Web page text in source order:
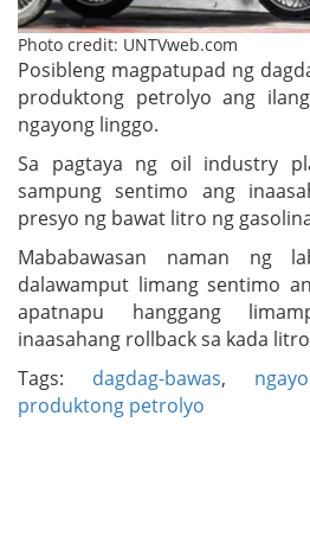
Photo credit: UNTVweb.com
Posibleng magpatupad ng
produktong petrolyo ang
ngayong linggo.
Sa pagtaya ng oil industry
sampung sentimo ang
presyo ng bawat litro ng
Mababawasan naman ng
dalawamput limang sentimo
apatnapu hanggang
inaasahang rollback sa kada
Tags: dagdag-bawas,
produktong petrolyo